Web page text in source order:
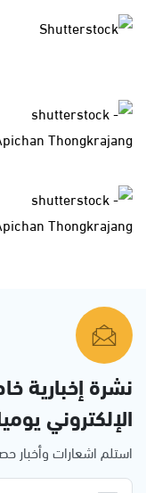
نشرة إخبارية
الإلكتروني
استلم اشعارات وأخبار